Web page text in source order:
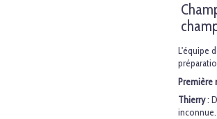
L'équipe
Première
Thierry:
inconnue.